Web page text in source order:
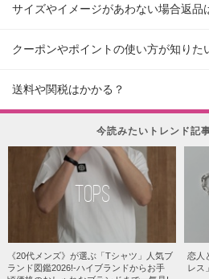
サイズやイメージがあわない場合返品
クーポンやポイントの使い方が知りた
送料や関税はかかる？
今読みたいトレンド記
TOPS
《20代メンズ》が選ぶ「Tシャツ」人気ブ
ランド図鑑2026!-ハイブランドからお手
恋人
レス